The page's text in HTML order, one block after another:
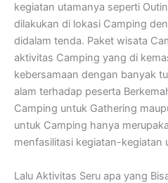
kegiatan utamanya seperti
dilakukan di lokasi Camping
didalam tenda. Paket wisata
aktivitas Camping yang di
kebersamaan dengan banyak
alam terhadap peserta
Camping untuk Gathering
untuk Camping hanya
menfasilitasi kegiatan-kegiatan
Lalu Aktivitas Seru apa yang